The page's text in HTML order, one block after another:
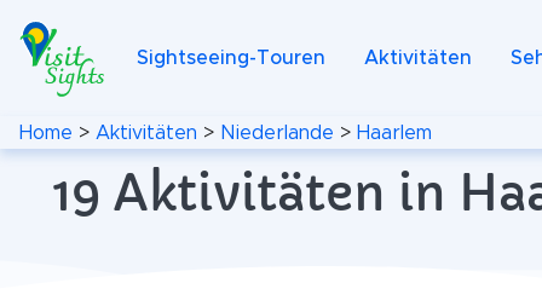
Sightseeing-Touren Aktivitäten
Home > Aktivitäten > Niederlande > Haarlem
19 Aktivitäten in